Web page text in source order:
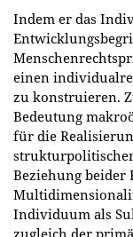
Indem er das
einen
zu konstruieren.
Bedeutung
für die
Beziehung beider
Individuum als
zugleich der